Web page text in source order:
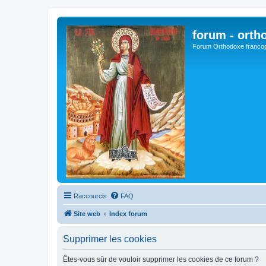
forum -
Forum Orthodoxe
Raccourcis FAQ
Site web Index forum
Supprimer les cookies
Êtes-vous sûr de vouloir supprimer les cookies de ce forum ?